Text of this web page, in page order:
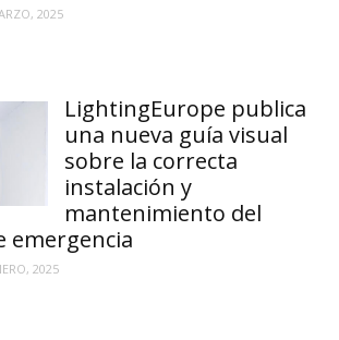
2025
LightingEurope publica
una nueva guía visual
sobre la correcta
instalación y
mantenimiento del
emergencia
2025